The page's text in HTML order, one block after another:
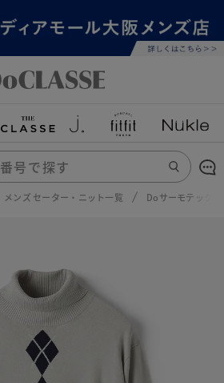
メンズ セーター・ニット一覧 Doサーモテック